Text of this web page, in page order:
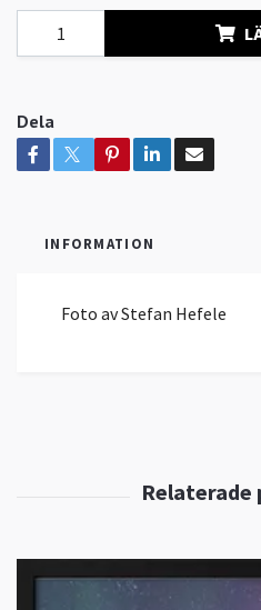
Dela
INFORMATION
Foto av Stefan Hefele